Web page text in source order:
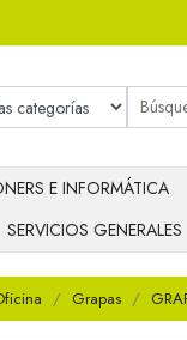
E INFORMÁTICA
SERVICIOS GENERALES
Grapas